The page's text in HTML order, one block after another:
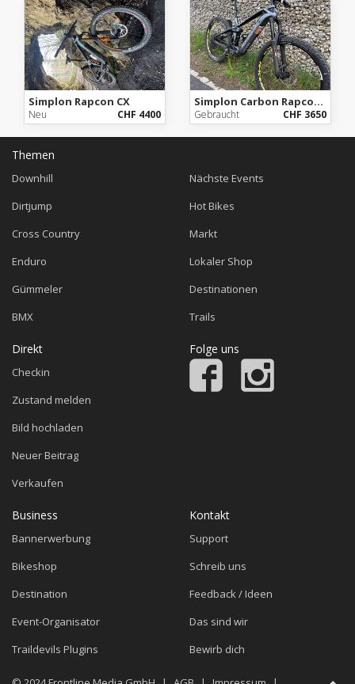
Simplon Rapcon CX
Neu CHF 4400
Simplon Carbon Rapcon Pmax CX Gen 4
Gebraucht CHF 3650
Themen
Downhill
Dirtjump
Cross Country
Enduro
Gümmeler
BMX
Nächste Events
Hot Bikes
Markt
Lokaler Shop
Destinationen
Trails
Direkt
Checkin
Zustand melden
Bild hochladen
Neuer Beitrag
Verkaufen
Folge uns
Business
Bannerwerbung
Bikeshop
Destination
Event-Organisator
Traildevils Plugins
Kontakt
Support
Schreib uns
Feedback / Ideen
Das sind wir
Bewirb dich